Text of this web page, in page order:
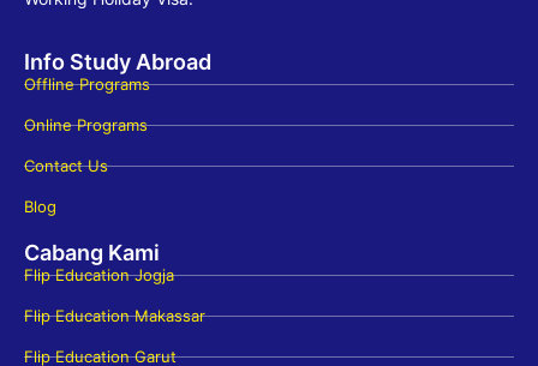
Info Study Abroad
Offline Programs
Online Programs
Contact Us
Blog
Cabang Kami
Flip Education Jogja
Flip Education Makassar
Flip Education Garut